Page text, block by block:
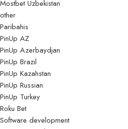
Mostbet Uzbekistan
other
Paribahis
PinUp AZ
PinUp Azerbaydjan
PinUp Brazil
PinUp Kazahstan
PinUp Russian
PinUp Turkey
Roku Bet
Software development